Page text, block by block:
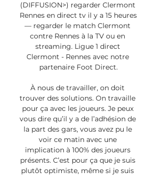
(DIFFUSION>) regarder Clermont
Rennes en direct tv il y a 15 heures
— regarder le match Clermont
contre Rennes à la TV ou en
streaming. Ligue 1 direct
Clermont - Rennes avec notre
partenaire Foot Direct.
À nous de travailler, on doit
trouver des solutions. On travaille
pour ça avec les joueurs. Je peux
vous dire qu’il y a de l’adhésion de
la part des gars, vous avez pu le
voir ce matin avec une
implication à 100% des joueurs
présents. C’est pour ça que je suis
plutôt optimiste, même si je suis